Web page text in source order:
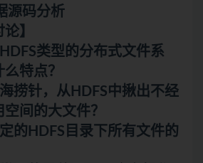
源码分析
】
类型的分布式文件系
特点？
捞针，从HDFS中揪出不经
间的大文件？
的HDFS目录下所有文件的